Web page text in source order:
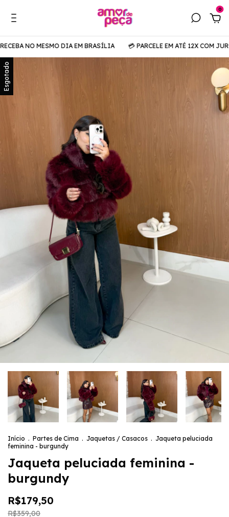
0
NO MESMO DIA EM BRASÍLIA 💳 PARCELE EM ATÉ 12X COM JUROS
Esgotado
Início . Partes de Cima . Jaquetas / Casacos . Jaqueta peluciada
feminina - burgundy
Jaqueta peluciada feminina -
burgundy
R$179,50
R$359,00